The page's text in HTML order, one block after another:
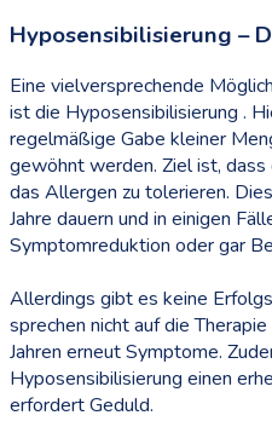
Hyposensibilisierung –
Eine vielversprechende
ist die Hyposensibilisierung .
regelmäßige Gabe kleiner
gewöhnt werden. Ziel ist,
das Allergen zu tolerieren.
Jahre dauern und in einigen
Symptomreduktion oder gar
Allerdings gibt es keine
sprechen nicht auf die
Jahren erneut Symptome.
Hyposensibilisierung einen
erfordert Geduld.